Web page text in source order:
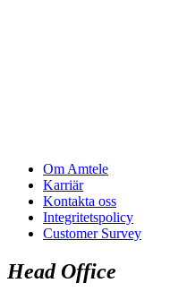
Om Amtele
Karriär
Kontakta oss
Integritetspolicy
Customer Survey
Head Office